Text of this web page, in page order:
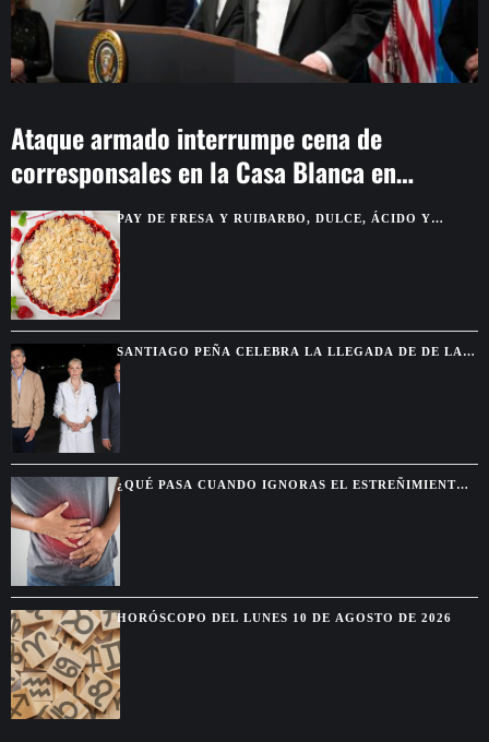
Ataque armado interrumpe cena de
corresponsales en la Casa Blanca en
WashingtonPAY DE FRESA Y RUIBARBO, DULCE, ÁCIDO Y
PERFECTO PARA VERANO
SANTIAGO PEÑA CELEBRA LA LLEGADA DE DE LA
ESPRIELLA Y ANTICIPA MAYOR COOPERACIÓN CON
COLOMBIA
¿QUÉ PASA CUANDO IGNORAS EL ESTREÑIMIENTO
DURANTE MUCHO TIEMPO?
HORÓSCOPO DEL LUNES 10 DE AGOSTO DE 2026